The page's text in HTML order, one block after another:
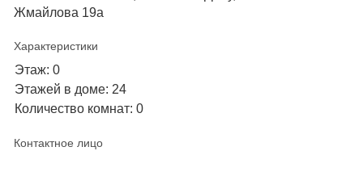
Жмайлова 19а
Характеристики
Этаж: 0
Этажей в доме: 24
Количество комнат: 0
Контактное лицо